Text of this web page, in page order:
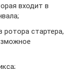
входит в
ротора стартера,